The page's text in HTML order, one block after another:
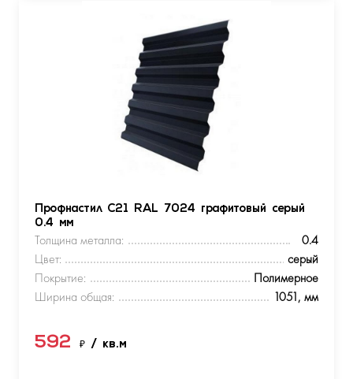
Профнастил С21 RAL 7024 графитовый серый
0.4 мм
Толщина металла:
0.4
Цвет:
серый
Покрытие:
Полимерное
Ширина общая:
1051, мм
592 ₽ / кв.м